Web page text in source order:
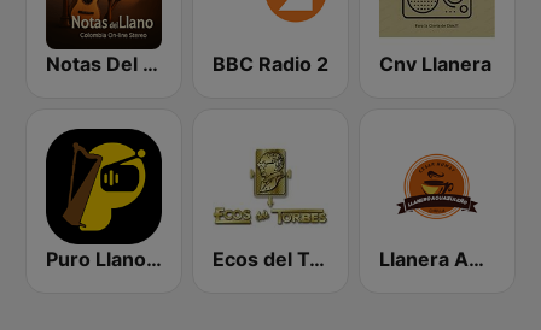
Notas Del Llano BBC Radio 2 Cnv Llanera
Puro Llano Radio Ecos del Torbes Llanera Aguazuleño